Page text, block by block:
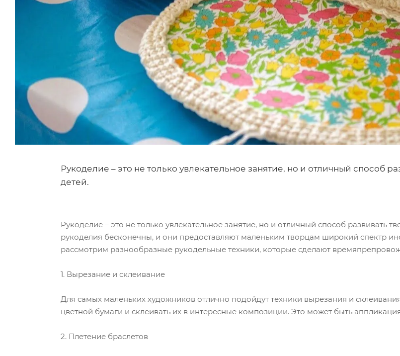
Рукоделие – это не только увлекательное занятие, но и отличный способ
детей.
Рукоделие – это не только увлекательное занятие, но и отличный способ развивать
рукоделия бесконечны, и они предоставляют маленьким творцам широкий спектр
рассмотрим разнообразные рукодельные техники, которые сделают
1. Вырезание и склеивание
Для самых маленьких художников отлично подойдут техники вырезания и
цветной бумаги и склеивать их в интересные композиции. Это может быть
2. Плетение браслетов